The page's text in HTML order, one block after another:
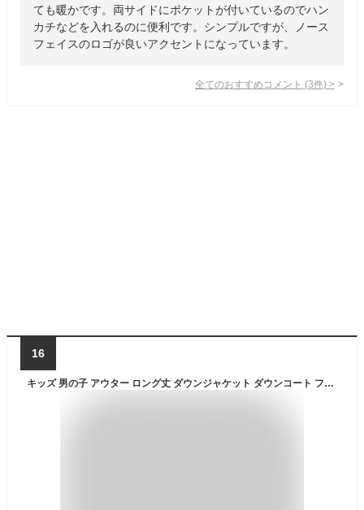
ても暖かです。両サイドにポケットが付いているのでハン
カチなどを入れるのに便利です。シンプルですが、ノース
フェイスのロゴが良いアクセントになっています。
全てのおすすめコメント (3件) >
16
キッズ 男の子 アウター ロング丈 ダウンジャケット ダウンコート フード付き 中綿コート 韓国こども服 冬 防風 暖かい 原宿風 トップス かわいい アウター ジュニア 男の子 子供服 格好いい 120/130/140/150/160/170cm